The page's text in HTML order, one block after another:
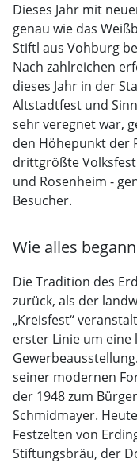
Dieses Jahr mit
genau wie das
Stiftl aus Vohburg
Nach zahlreichen
dieses Jahr in der
Altstadtfest und
sehr veregnet war,
den Höhepunkt der
drittgrößte
und Rosenheim -
Besucher.
Wie alles begann
Die Tradition des
zurück, als der
„Kreisfest“
erster Linie um
seiner modernen
der 1948 zum
Schmidmayer.
Festzelten von
Stiftungsbräu, der